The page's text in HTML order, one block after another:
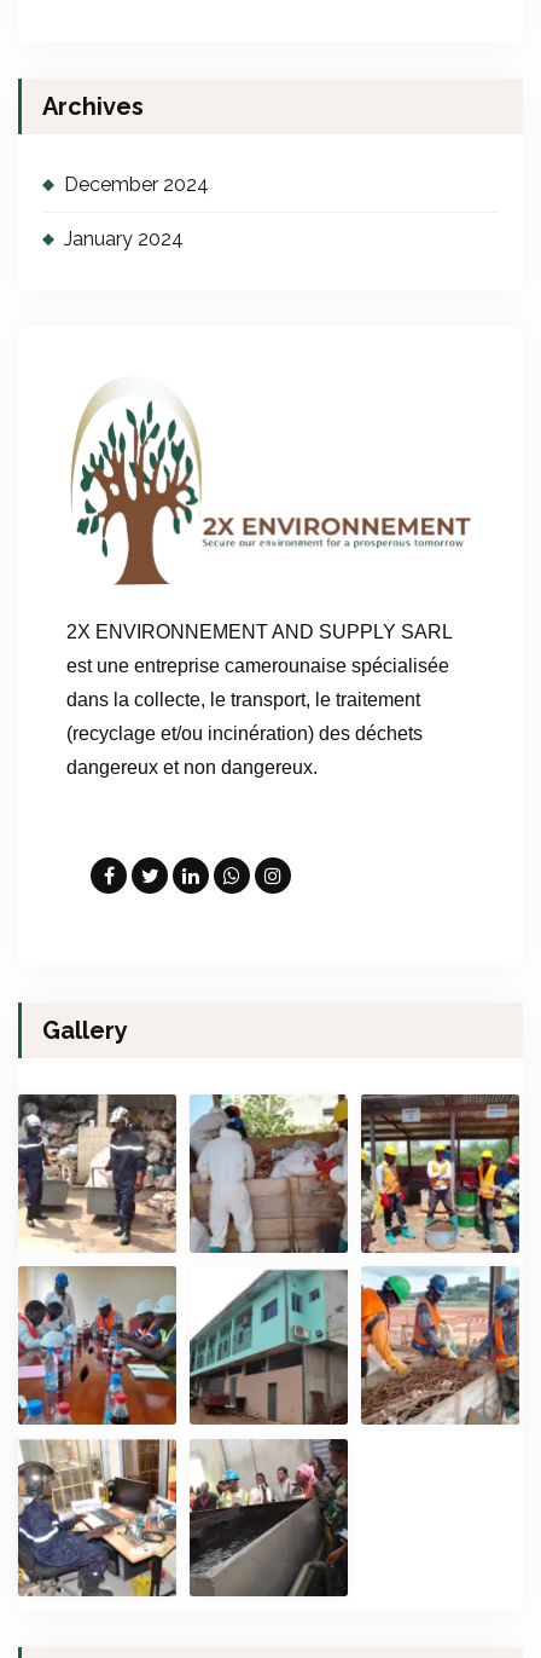
Archives
December 2024
January 2024
2X ENVIRONNEMENT AND SUPPLY SARL
est une entreprise camerounaise spécialisée
dans la collecte, le transport, le traitement
(recyclage et/ou incinération) des déchets
dangereux et non dangereux.
Gallery